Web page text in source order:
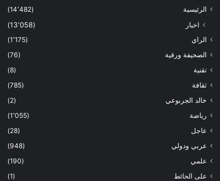
الرئيسية
(14٬482)
اخبار (13٬058)
الراي
(1٬175)
الصحيفة ورقية
(76)
تقنية
(8)
ثقافة
(785)
خالد الجربوعي
(2)
رياضة
(1٬055)
عاجل
(28)
عربي ودولي
(948)
علمي
(190)
على الحائط
(1)